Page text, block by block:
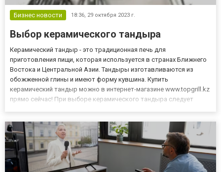
Бизнес новости 18:36, 29 октября 2023 г.
Выбор керамического тандыра
Керамический тандыр - это традиционная печь для
приготовления пищи, которая используется в странах Ближнего
Востока и Центральной Азии. Тандыры изготавливаются из
обожженной глины и имеют форму кувшина. Купить
керамический тандыр можно в интернет-магазине www.topgrill.kz
прямо сейчас! При выборе керамического тандыра следует
приготовление пищи для одной сем...